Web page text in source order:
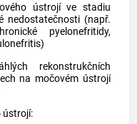
ústrojí ve stadiu
nedostatečnosti (např.
pyelonefritidy,
rekonstrukčních
na močovém ústrojí
ústrojí: